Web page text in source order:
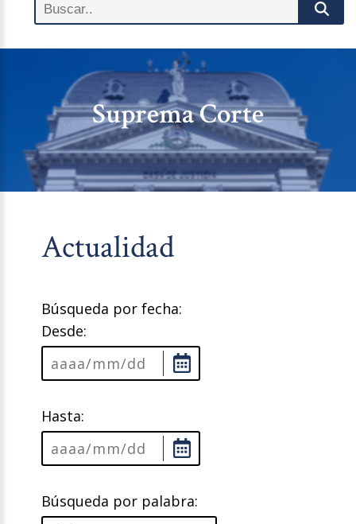
Suprema Corte
Actualidad
Búsqueda por fecha:
Desde:
Hasta:
Búsqueda por palabra: